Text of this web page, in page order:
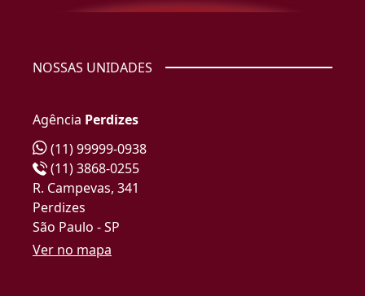
NOSSAS UNIDADES
Agência Perdizes
(11) 99999-0938
(11) 3868-0255
R. Campevas, 341
Perdizes
São Paulo - SP
Ver no mapa